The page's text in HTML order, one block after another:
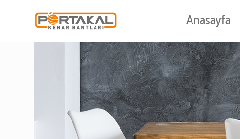
Anasayfa